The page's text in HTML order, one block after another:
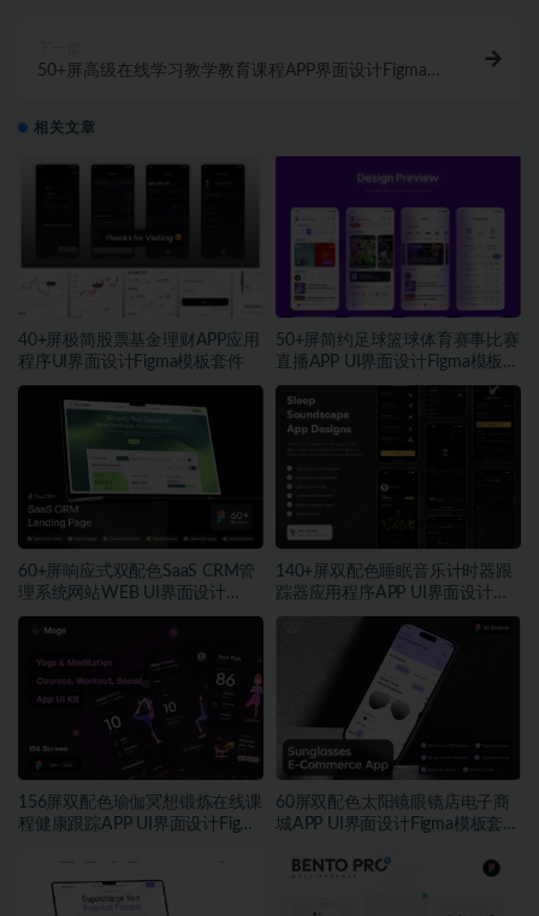
50+屏高级在线学习教学教育课程APP界面设计Figma模
相关文章
40+屏极简股票基金理财APP应用
程序UI界面设计Figma模板套件
50+屏简约足球篮球体育赛事比赛
直播APP UI界面设计Figma模板套
件
60+屏响应式双配色SaaS CRM管
理系统网站WEB UI界面设计
Figma模板套件
140+屏双配色睡眠音乐计时器跟
踪器应用程序APP UI界面设计
Figma模板
156屏双配色瑜伽冥想锻炼在线课
程健康跟踪APP UI界面设计Figma
60屏双配色太阳镜眼镜店电子商
城APP UI界面设计Figma模板套件